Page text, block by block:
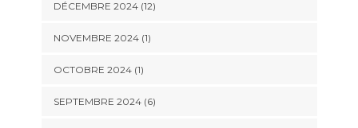
DÉCEMBRE 2024 (12)
NOVEMBRE 2024 (1)
OCTOBRE 2024 (1)
SEPTEMBRE 2024 (6)